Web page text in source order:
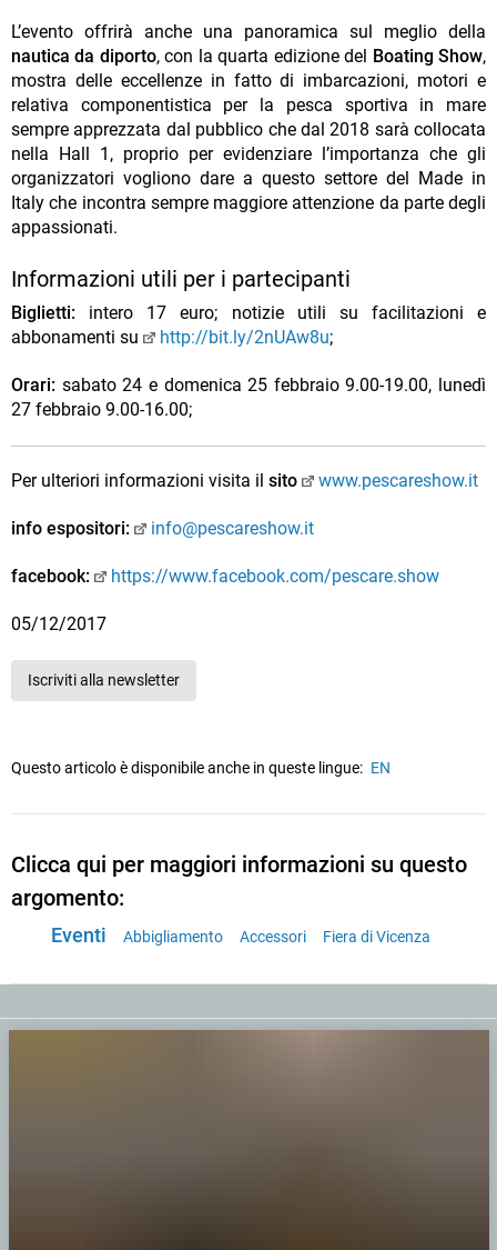
L’evento offrirà anche una panoramica sul meglio della
nautica da diporto, con la quarta edizione del Boating Show,
mostra delle eccellenze in fatto di imbarcazioni, motori e
relativa componentistica per la pesca sportiva in mare
sempre apprezzata dal pubblico che dal 2018 sarà collocata
nella Hall 1, proprio per evidenziare l’importanza che gli
organizzatori vogliono dare a questo settore del Made in
Italy che incontra sempre maggiore attenzione da parte degli
appassionati.
Informazioni utili per i partecipanti
Biglietti: intero 17 euro;
notizie utili su facilitazioni e
abbonamenti su
http://bit.ly/2nUAw8u;
Orari: sabato 24 e domenica 25 febbraio 9.00-19.00, lunedì
27 febbraio 9.00-16.00;
Per ulteriori informazioni visita il sito www.pescareshow.it
info espositori: info@pescareshow.it
facebook: https://www.facebook.com/pescare.show
05/12/2017
Iscriviti alla newsletter
Questo articolo è disponibile anche in queste lingue: EN
Clicca qui per maggiori informazioni su questo
argomento:
Eventi Abbigliamento Accessori Fiera di Vicenza